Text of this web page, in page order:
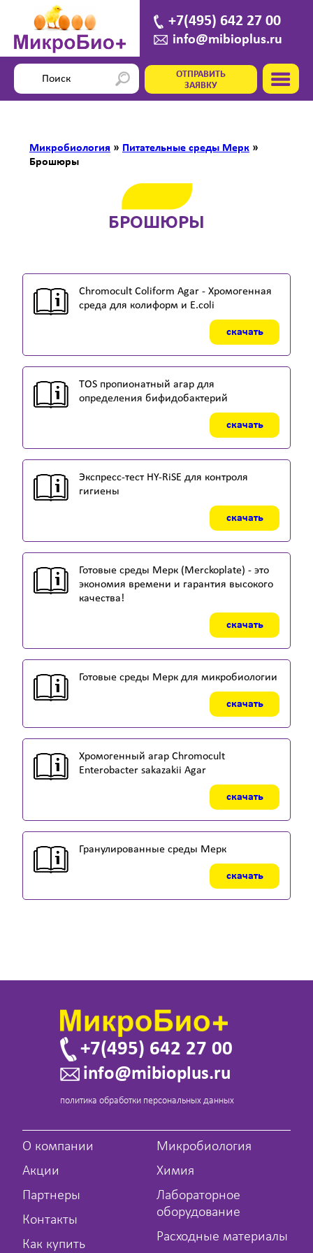
+7(495) 642 27 00
info@mibioplus.ru
ОТПРАВИТЬ
ЗАЯВКУ
Микробиология » Питательные среды Мерк »
Брошюры
БРОШЮРЫ
Chromocult Coliform Agar - Хромогенная
среда для колиформ и E.coli
скачать
TOS пропионатный агар для
определения бифидобактерий
скачать
Экспресс-тест HY-RiSE для контроля
гигиены
скачать
Готовые среды Мерк (Merckoplate) - это
экономия времени и гарантия высокого
качества!
скачать
Готовые среды Мерк для микробиологии
скачать
Хромогенный агар Chromocult
Enterobacter sakazakii Agar
скачать
Гранулированные среды Мерк
скачать
+7(495) 642 27 00
info@mibioplus.ru
политика обработки персональных данных
О компании
Акции
Партнеры
Контакты
Как купить
Микробиология
Химия
Лабораторное
оборудование
Расходные материалы